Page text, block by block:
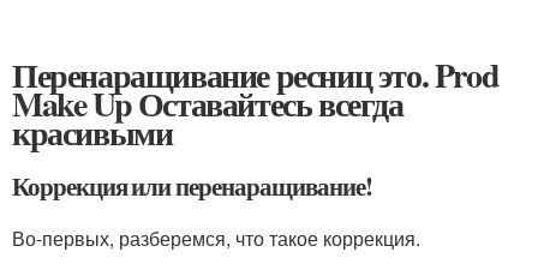
Перенаращивание ресниц это. Prod
Make Up Оставайтесь всегда
красивыми
Коррекция или перенаращивание!
Во-первых, разберемся, что такое коррекция.